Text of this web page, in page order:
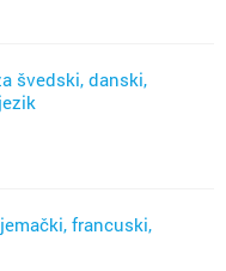
švedski, danski,
francuski,